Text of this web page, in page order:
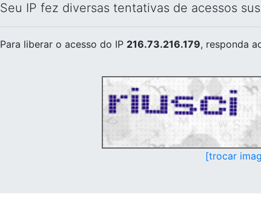
Seu IP fez diversas tentativas de acessos
Para liberar o acesso do IP 216.73.216.179, responda
[trocar